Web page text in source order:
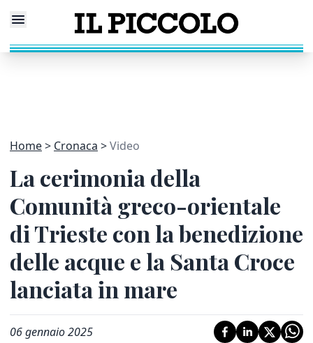
Home Cronaca Video
La cerimonia della
Comunità greco-orientale
di Trieste con la benedizione
delle acque e la Santa Croce
lanciata in mare
06 gennaio 2025